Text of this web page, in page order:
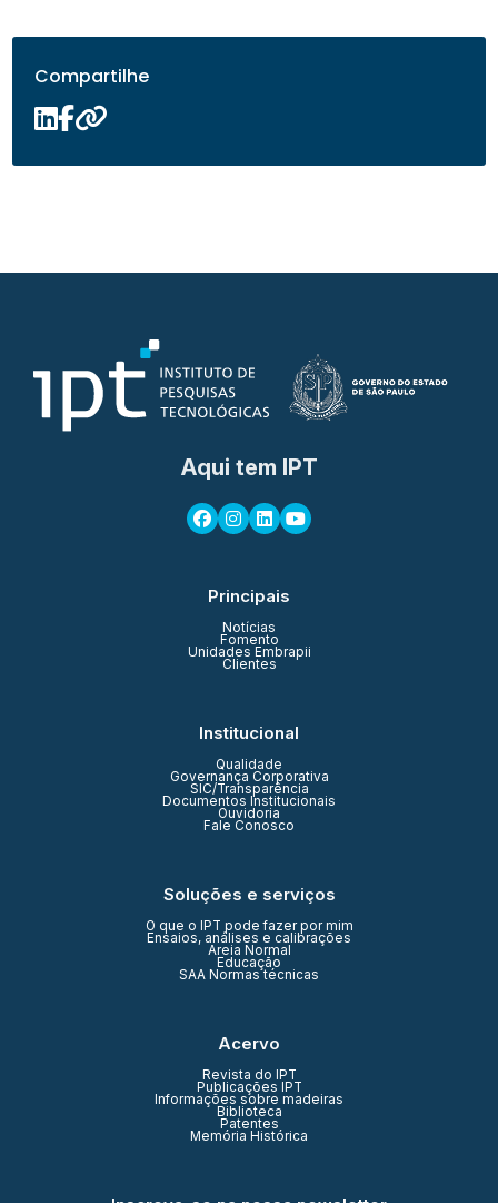
Compartilhe
Aqui tem IPT
Principais
Notícias
Fomento
Unidades Embrapii
Clientes
Institucional
Qualidade
Governança Corporativa
SIC/Transparência
Documentos Institucionais
Ouvidoria
Fale Conosco
Soluções e serviços
O que o IPT pode fazer por mim
Ensaios, análises e calibrações
Areia Normal
Educação
SAA Normas técnicas
Acervo
Revista do IPT
Publicações IPT
Informações sobre madeiras
Biblioteca
Patentes
Memória Histórica